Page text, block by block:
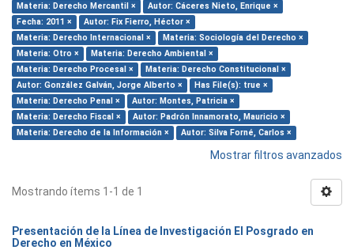
Materia: Derecho Mercantil ×
Autor: Cáceres Nieto, Enrique ×
Fecha: 2011 ×
Autor: Fix Fierro, Héctor ×
Materia: Derecho Internacional ×
Materia: Sociología del Derecho ×
Materia: Otro ×
Materia: Derecho Ambiental ×
Materia: Derecho Procesal ×
Materia: Derecho Constitucional ×
Autor: González Galván, Jorge Alberto ×
Has File(s): true ×
Materia: Derecho Penal ×
Autor: Montes, Patricia ×
Materia: Derecho Fiscal ×
Autor: Padrón Innamorato, Mauricio ×
Materia: Derecho de la Información ×
Autor: Silva Forné, Carlos ×
Mostrar filtros avanzados
Mostrando ítems 1-1 de 1
Presentación de la Línea de Investigación El Posgrado en
Derecho en México